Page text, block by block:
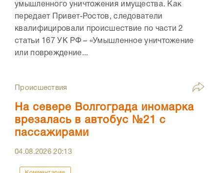
умышленного уничтожения имущества. Как
передает Привет-Ростов, следователи
квалифицировали происшествие по части 2
статьи 167 УК РФ – «Умышленное уничтожение
или повреждение...
Происшествия
На севере Волгограда иномарка
врезалась в автобус №21 с
пассажирами
04.08.202620:13